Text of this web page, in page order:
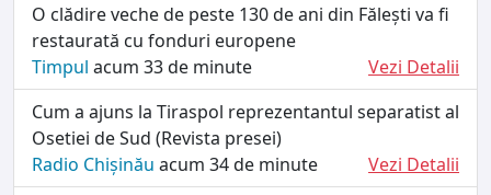
O clădire veche de peste 130 de ani din Fălești va fi
restaurată cu fonduri europene
Timpul acum 33 de minute
Vezi Detalii
Cum a ajuns la Tiraspol reprezentantul separatist al
Osetiei de Sud (Revista presei)
Radio Chișinău acum 34 de minute
Vezi Detalii